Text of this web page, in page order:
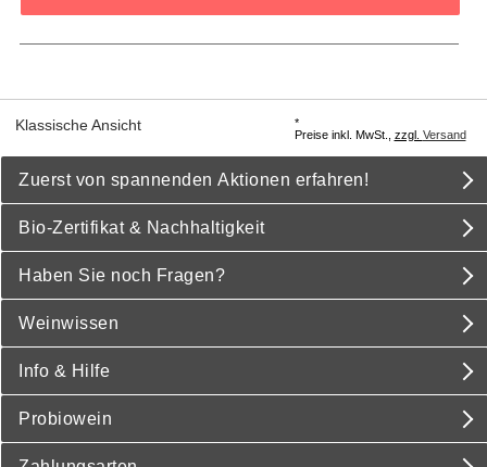
Klassische Ansicht
*
Preise inkl. MwSt., zzgl. Versand
Zuerst von spannenden Aktionen erfahren!
Bio-Zertifikat & Nachhaltigkeit
Haben Sie noch Fragen?
Weinwissen
Info & Hilfe
Probiowein